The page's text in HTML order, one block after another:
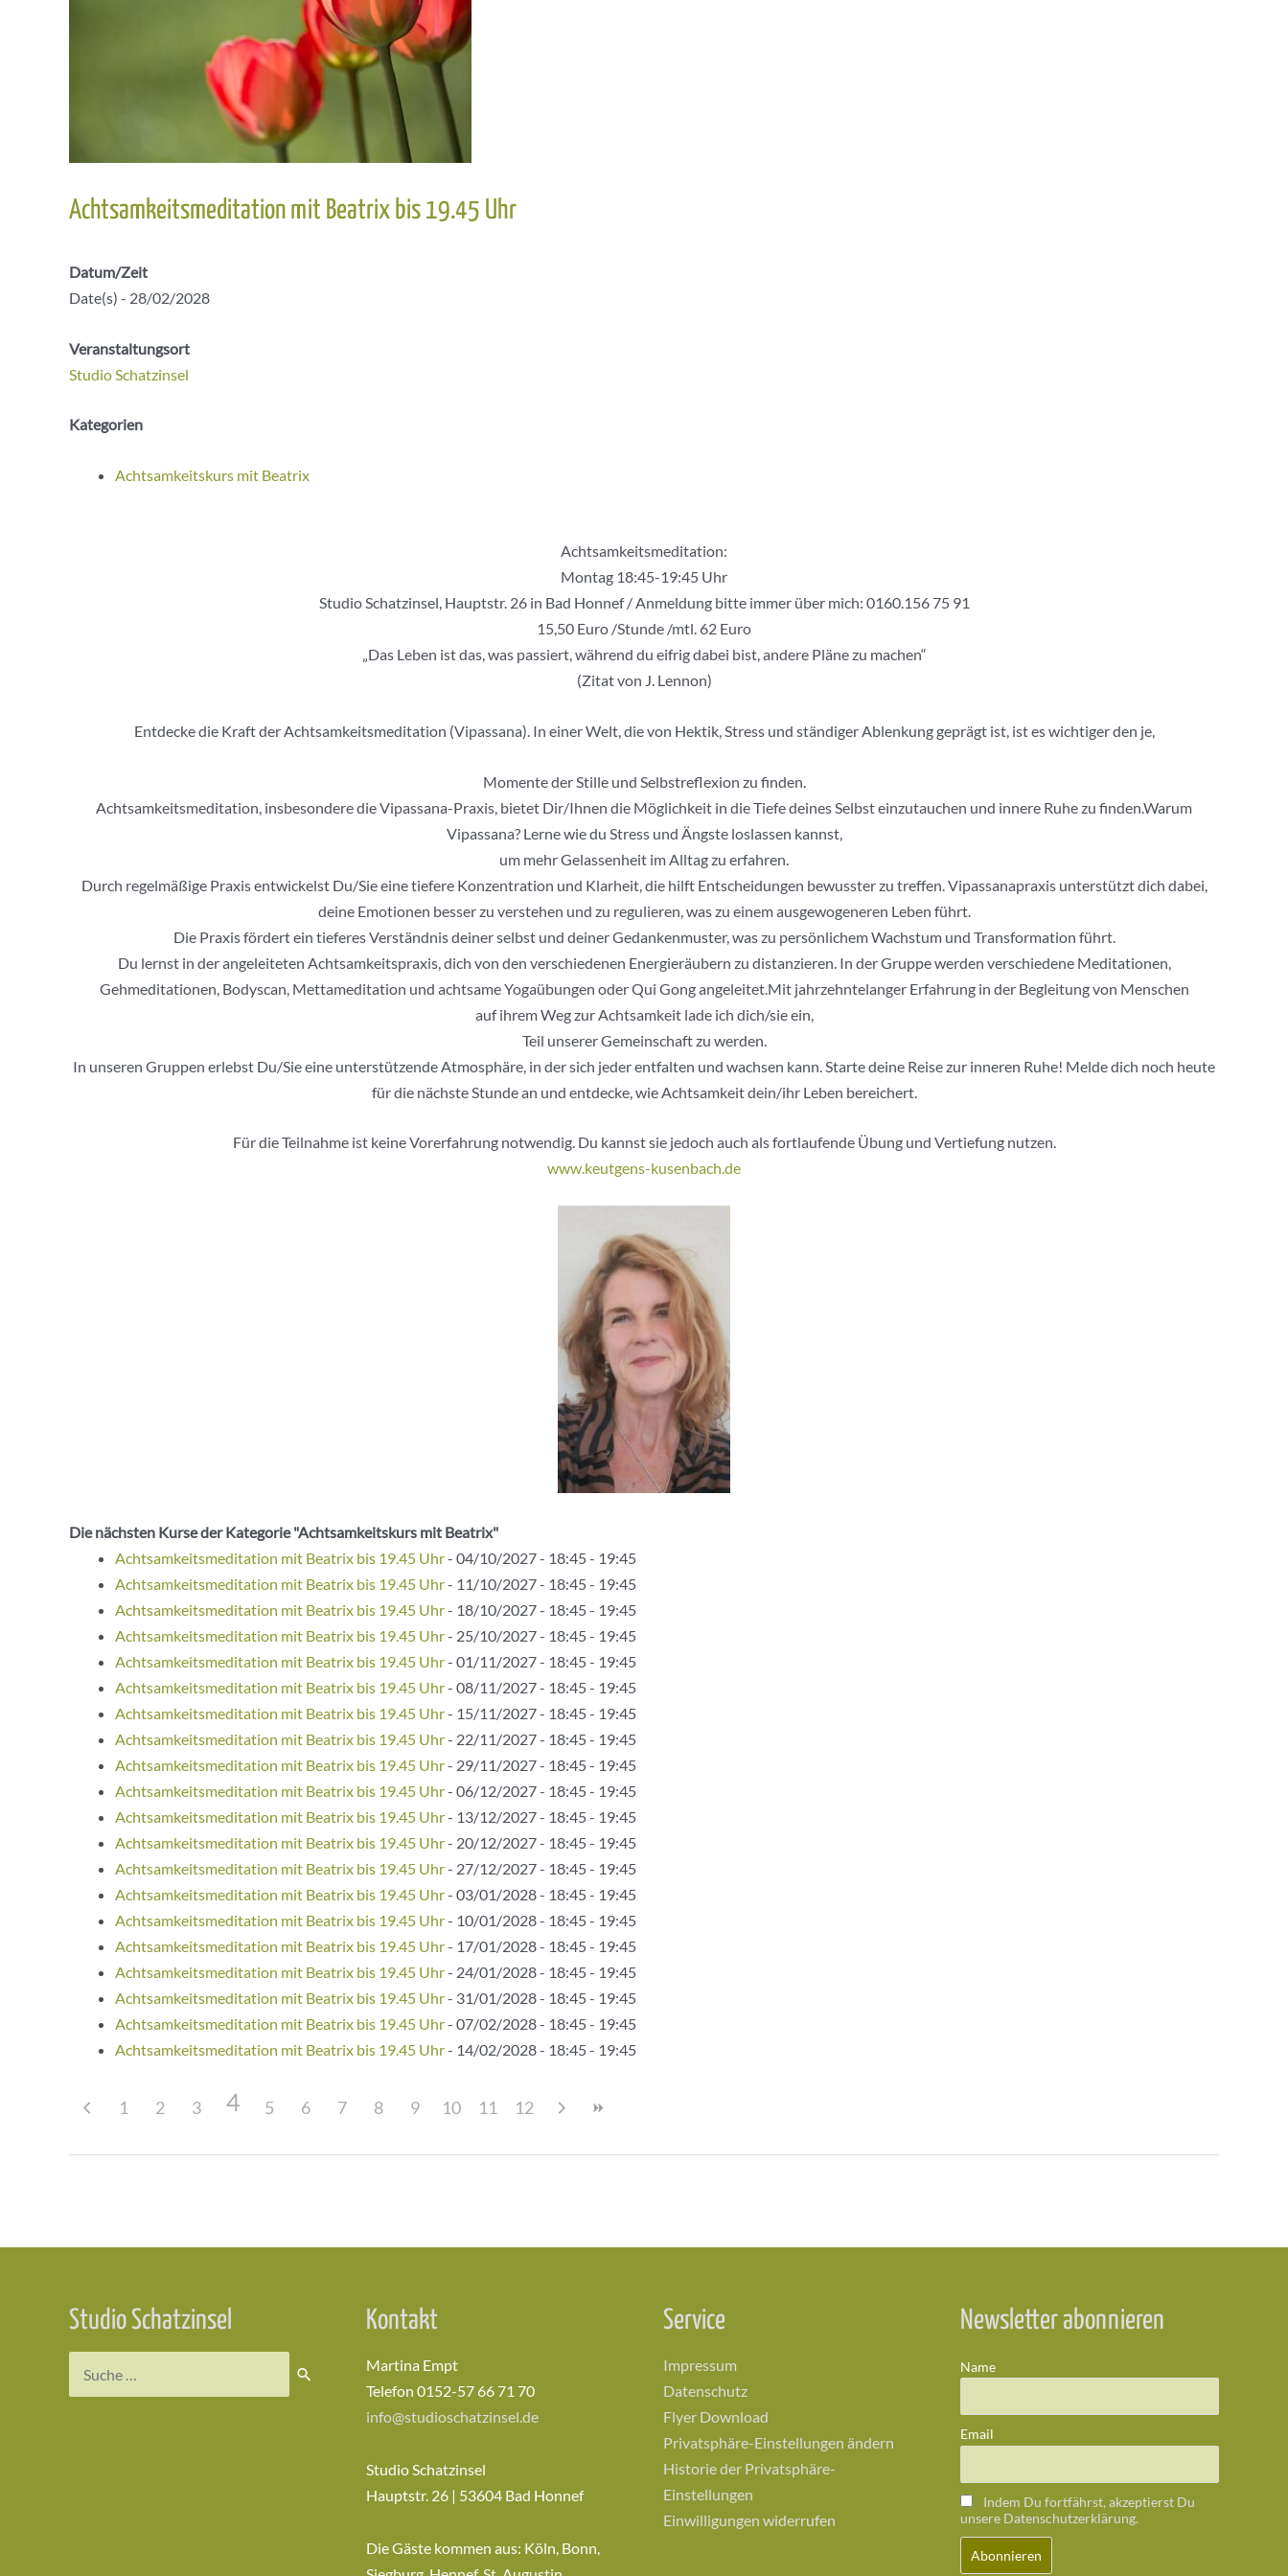
Achtsamkeitsmeditation mit Beatrix bis 19.45 Uhr
Datum/Zeit
Date(s) - 28/02/2028
Veranstaltungsort
Studio Schatzinsel
Kategorien
Achtsamkeitskurs mit Beatrix
Achtsamkeitsmeditation:
Montag 18:45-19:45 Uhr
Studio Schatzinsel, Hauptstr. 26 in Bad Honnef / Anmeldung bitte immer über mich: 0160.156 75 91
15,50 Euro /Stunde /mtl. 62 Euro
„Das Leben ist das, was passiert, während du eifrig dabei bist, andere Pläne zu machen“
(Zitat von J. Lennon)
Entdecke die Kraft der Achtsamkeitsmeditation (Vipassana). In einer Welt, die von Hektik, Stress und ständiger Ablenkung geprägt ist, ist es wichtiger den je,
Momente der Stille und Selbstreflexion zu finden.
Achtsamkeitsmeditation, insbesondere die Vipassana-Praxis, bietet Dir/Ihnen die Möglichkeit in die Tiefe deines Selbst einzutauchen und innere Ruhe zu finden.Warum
Vipassana? Lerne wie du Stress und Ängste loslassen kannst,
um mehr Gelassenheit im Alltag zu erfahren.
Durch regelmäßige Praxis entwickelst Du/Sie eine tiefere Konzentration und Klarheit, die hilft Entscheidungen bewusster zu treffen. Vipassanapraxis unterstützt dich dabei,
deine Emotionen besser zu verstehen und zu regulieren, was zu einem ausgewogeneren Leben führt.
Die Praxis fördert ein tieferes Verständnis deiner selbst und deiner Gedankenmuster, was zu persönlichem Wachstum und Transformation führt.
Du lernst in der angeleiteten Achtsamkeitspraxis, dich von den verschiedenen Energieräubern zu distanzieren. In der Gruppe werden verschiedene Meditationen,
Gehmeditationen, Bodyscan, Mettameditation und achtsame Yogaübungen oder Qui Gong angeleitet.Mit jahrzehntelanger Erfahrung in der Begleitung von Menschen
auf ihrem Weg zur Achtsamkeit lade ich dich/sie ein,
Teil unserer Gemeinschaft zu werden.
In unseren Gruppen erlebst Du/Sie eine unterstützende Atmosphäre, in der sich jeder entfalten und wachsen kann. Starte deine Reise zur inneren Ruhe! Melde dich noch heute
für die nächste Stunde an und entdecke, wie Achtsamkeit dein/ihr Leben bereichert.
Für die Teilnahme ist keine Vorerfahrung notwendig. Du kannst sie jedoch auch als fortlaufende Übung und Vertiefung nutzen.
www.keutgens-kusenbach.de
Die nächsten Kurse der Kategorie "Achtsamkeitskurs mit Beatrix"
Achtsamkeitsmeditation mit Beatrix bis 19.45 Uhr- 04/10/2027 - 18:45 - 19:45
Achtsamkeitsmeditation mit Beatrix bis 19.45 Uhr- 11/10/2027 - 18:45 - 19:45
Achtsamkeitsmeditation mit Beatrix bis 19.45 Uhr- 18/10/2027 - 18:45 - 19:45
Achtsamkeitsmeditation mit Beatrix bis 19.45 Uhr- 25/10/2027 - 18:45 - 19:45
Achtsamkeitsmeditation mit Beatrix bis 19.45 Uhr- 01/11/2027 - 18:45 - 19:45
Achtsamkeitsmeditation mit Beatrix bis 19.45 Uhr- 08/11/2027 - 18:45 - 19:45
Achtsamkeitsmeditation mit Beatrix bis 19.45 Uhr- 15/11/2027 - 18:45 - 19:45
Achtsamkeitsmeditation mit Beatrix bis 19.45 Uhr- 22/11/2027 - 18:45 - 19:45
Achtsamkeitsmeditation mit Beatrix bis 19.45 Uhr- 29/11/2027 - 18:45 - 19:45
Achtsamkeitsmeditation mit Beatrix bis 19.45 Uhr- 06/12/2027 - 18:45 - 19:45
Achtsamkeitsmeditation mit Beatrix bis 19.45 Uhr- 13/12/2027 - 18:45 - 19:45
Achtsamkeitsmeditation mit Beatrix bis 19.45 Uhr- 20/12/2027 - 18:45 - 19:45
Achtsamkeitsmeditation mit Beatrix bis 19.45 Uhr- 27/12/2027 - 18:45 - 19:45
Achtsamkeitsmeditation mit Beatrix bis 19.45 Uhr- 03/01/2028 - 18:45 - 19:45
Achtsamkeitsmeditation mit Beatrix bis 19.45 Uhr- 10/01/2028 - 18:45 - 19:45
Achtsamkeitsmeditation mit Beatrix bis 19.45 Uhr- 17/01/2028 - 18:45 - 19:45
Achtsamkeitsmeditation mit Beatrix bis 19.45 Uhr- 24/01/2028 - 18:45 - 19:45
Achtsamkeitsmeditation mit Beatrix bis 19.45 Uhr- 31/01/2028 - 18:45 - 19:45
Achtsamkeitsmeditation mit Beatrix bis 19.45 Uhr- 07/02/2028 - 18:45 - 19:45
Achtsamkeitsmeditation mit Beatrix bis 19.45 Uhr- 14/02/2028 - 18:45 - 19:45
1 2 3 4 5 6 7 8 9 10 11 12
Studio Schatzinsel Kontakt
Martina Empt
Telefon 0152-57 66 71 70
info@studioschatzinsel.de
Studio Schatzinsel
Hauptstr. 26 | 53604 Bad Honnef
Die Gäste kommen aus: Köln, Bonn,
Service
Impressum
Datenschutz
Flyer Download
Privatsphäre-Einstellungen ändern
Historie der Privatsphäre-
Einstellungen
Einwilligungen widerrufen
Newsletter abonnieren
Name
Email
Indem Du fortfährst, akzeptierst Du
unsere Datenschutzerklärung.